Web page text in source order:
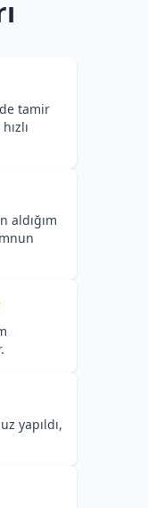
tamir
aldığım
yapıldı,